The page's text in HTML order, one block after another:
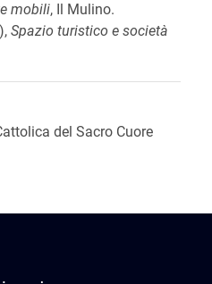
mobili, Il Mulino.
Spazio turistico e società
del Sacro Cuore